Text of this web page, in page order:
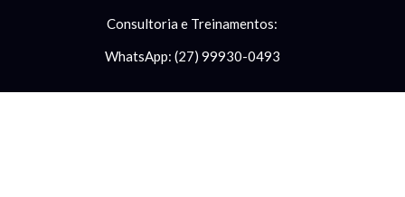
Consultoria e Treinamentos:
WhatsApp: (27) 99930-0493